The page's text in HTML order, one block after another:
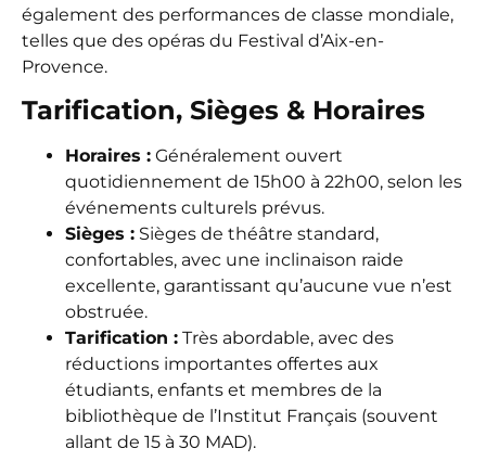
également des performances de classe mondiale,
telles que des opéras du Festival d’Aix-en-
Provence.
Tarification, Sièges & Horaires
Horaires : Généralement ouvert
quotidiennement de 15h00 à 22h00, selon les
événements culturels prévus.
Sièges : Sièges de théâtre standard,
confortables, avec une inclinaison raide
excellente, garantissant qu’aucune vue n’est
obstruée.
Tarification : Très abordable, avec des
réductions importantes offertes aux
étudiants, enfants et membres de la
bibliothèque de l’Institut Français (souvent
allant de 15 à 30 MAD).